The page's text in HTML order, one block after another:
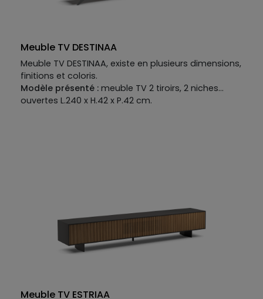
Meuble TV DESTINAA
Meuble TV DESTINAA, existe en plusieurs dimensions,
finitions et coloris.
Modèle présenté : meuble TV 2 tiroirs, 2 niches
ouvertes L.240 x H.42 x P.42 cm.
Meuble TV ESTRIAA